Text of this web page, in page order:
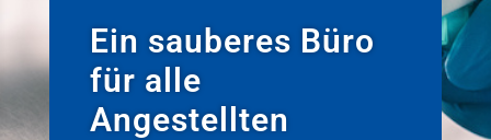
Ein sauberes Büro
für alle
Angestellten